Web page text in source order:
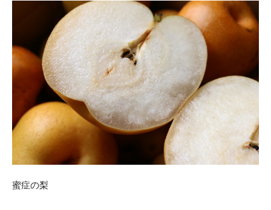
蜜症の梨